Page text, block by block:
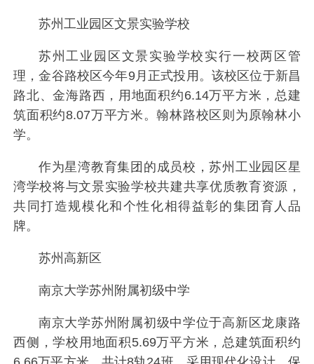
苏州工业园区文景实验学校
苏州工业园区文景实验学校实行一校两区管
理，金谷路校区今年9月正式投用。该校区位于新昌
路北、金海路西，用地面积约6.14万平方米，总建
筑面积约8.07万平方米。翰林路校区则为原翰林小
学。
作为星湾教育集团的成员校，苏州工业园区星
湾学校将与文景实验学校共建共享优质教育资源，
共同打造规模化和个性化相得益彰的集团育人品
牌。
苏州高新区
南京大学苏州附属初级中学
南京大学苏州附属初级中学位于高新区龙康路
西侧，学校用地面积5.69万平方米，总建筑面积约